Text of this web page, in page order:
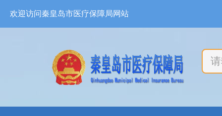
欢迎访问秦皇岛市医疗保障局网站